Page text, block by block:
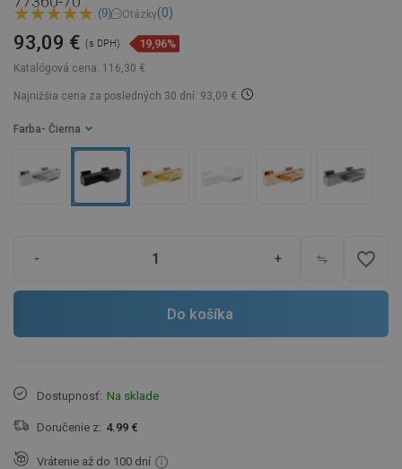
(9) Otázky(0)
Katalógová cena: 116,30 €
93,09 € (s DPH) 19,96%
Najnižšia cena za posledných 30 dní: 93,09 €
Farba - Čierna
- + favorite_border
Do košíka
Dostupnosť: Na sklade
Doručenie z: 4.99 €
Vrátenie až do 100 dní